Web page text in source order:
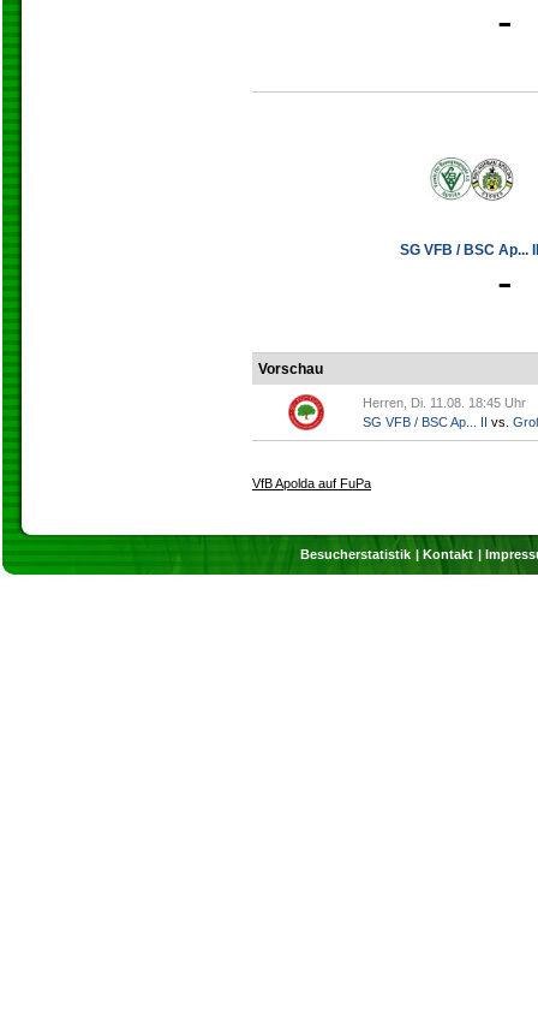
-
SG VFB / BSC Ap...
-
Vorschau
Herren, Di. 11.08. 18:45 Uhr
SG VFB / BSC Ap... II vs.
VfB Apolda auf FuPa
Besucherstatistik Kontakt